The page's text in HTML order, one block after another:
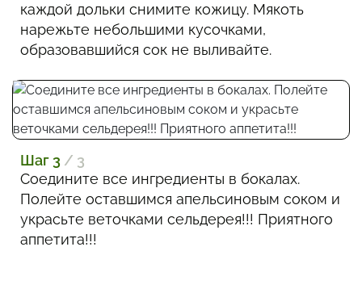
каждой дольки снимите кожицу. Мякоть
нарежьте небольшими кусочками,
образовавшийся сок не выливайте.
Шаг 3 / 3
Соедините все ингредиенты в бокалах.
Полейте оставшимся апельсиновым соком и
украсьте веточками сельдерея!!! Приятного
аппетита!!!